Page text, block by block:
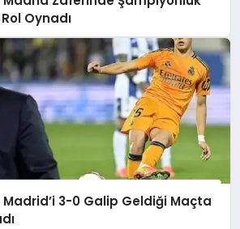
Oynadı
3-0 Galip Geldiği Maçta